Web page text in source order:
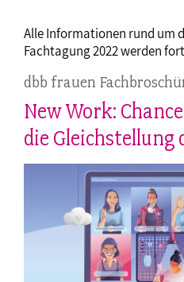
Alle Informationen rund um
Fachtagung 2022 werden
dbb frauen
New Work:
die Gleichstellung